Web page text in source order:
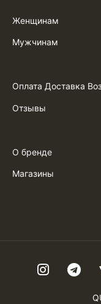
Женщинам
Мужчинам
Оплата Доставка
Отзывы
О бренде
Магазины